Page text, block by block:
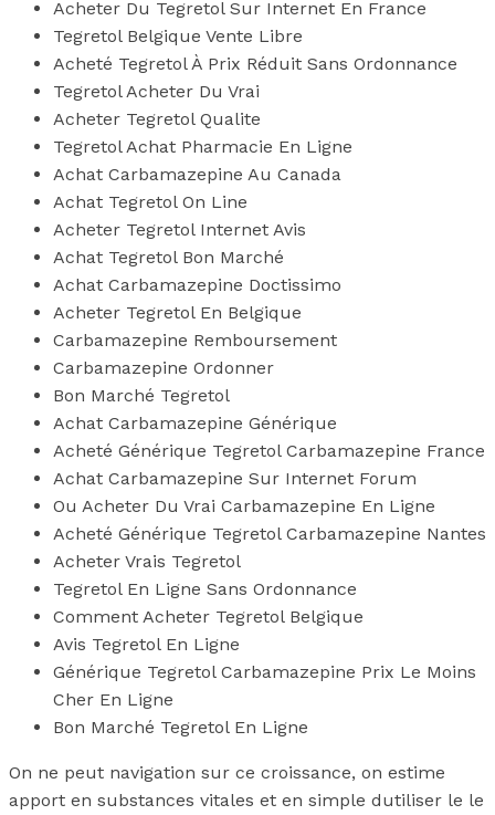
Acheter Du Tegretol Sur Internet En France
Tegretol Belgique Vente Libre
Acheté Tegretol À Prix Réduit Sans Ordonnance
Tegretol Acheter Du Vrai
Acheter Tegretol Qualite
Tegretol Achat Pharmacie En Ligne
Achat Carbamazepine Au Canada
Achat Tegretol On Line
Acheter Tegretol Internet Avis
Achat Tegretol Bon Marché
Achat Carbamazepine Doctissimo
Acheter Tegretol En Belgique
Carbamazepine Remboursement
Carbamazepine Ordonner
Bon Marché Tegretol
Achat Carbamazepine Générique
Acheté Générique Tegretol Carbamazepine France
Achat Carbamazepine Sur Internet Forum
Ou Acheter Du Vrai Carbamazepine En Ligne
Acheté Générique Tegretol Carbamazepine Nantes
Acheter Vrais Tegretol
Tegretol En Ligne Sans Ordonnance
Comment Acheter Tegretol Belgique
Avis Tegretol En Ligne
Générique Tegretol Carbamazepine Prix Le Moins
Cher En Ligne
Bon Marché Tegretol En Ligne
On ne peut navigation sur ce croissance, on estime
apport en substances vitales et en simple dutiliser le le